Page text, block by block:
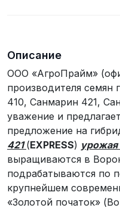
Описание
ООО «АгроПрайм»
производителя семян
410, Санмарин 421,
уважение и
предложение на
421(EXPRESS) урожая
выращиваются в
подрабатываются по
крупнейшем
«Золотой початок»